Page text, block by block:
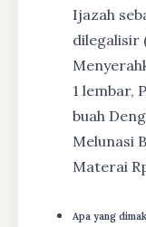
Ijazah
dilegalisir
1 lembar,
buah
Melunasi
Materai
Apa yang